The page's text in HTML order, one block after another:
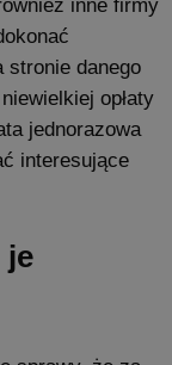
inne firmy
stronie danego
opłaty
jednorazowa
interesujące
je